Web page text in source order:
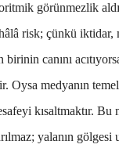
görünmezlik aldı
risk; çünkü iktidar,
birinin canını acıtı
Oysa medyanın
kısaltmaktır. Bu
ılmaz; yalanın gölgesi